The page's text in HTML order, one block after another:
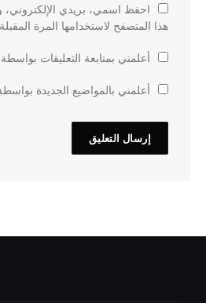
احفظ اسمي، بريدي الإلكتروني،
هذا المتصفح لاستخدامها المرة
أعلمني بمتابعة التعليقات بواسطة
أعلمني بالمواضيع الجديدة